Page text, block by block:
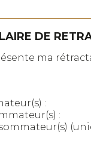
DE
ma
:
: